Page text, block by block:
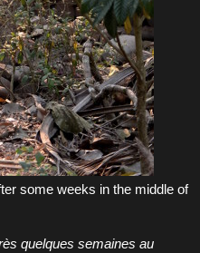
some weeks in the middle of
quelques semaines au